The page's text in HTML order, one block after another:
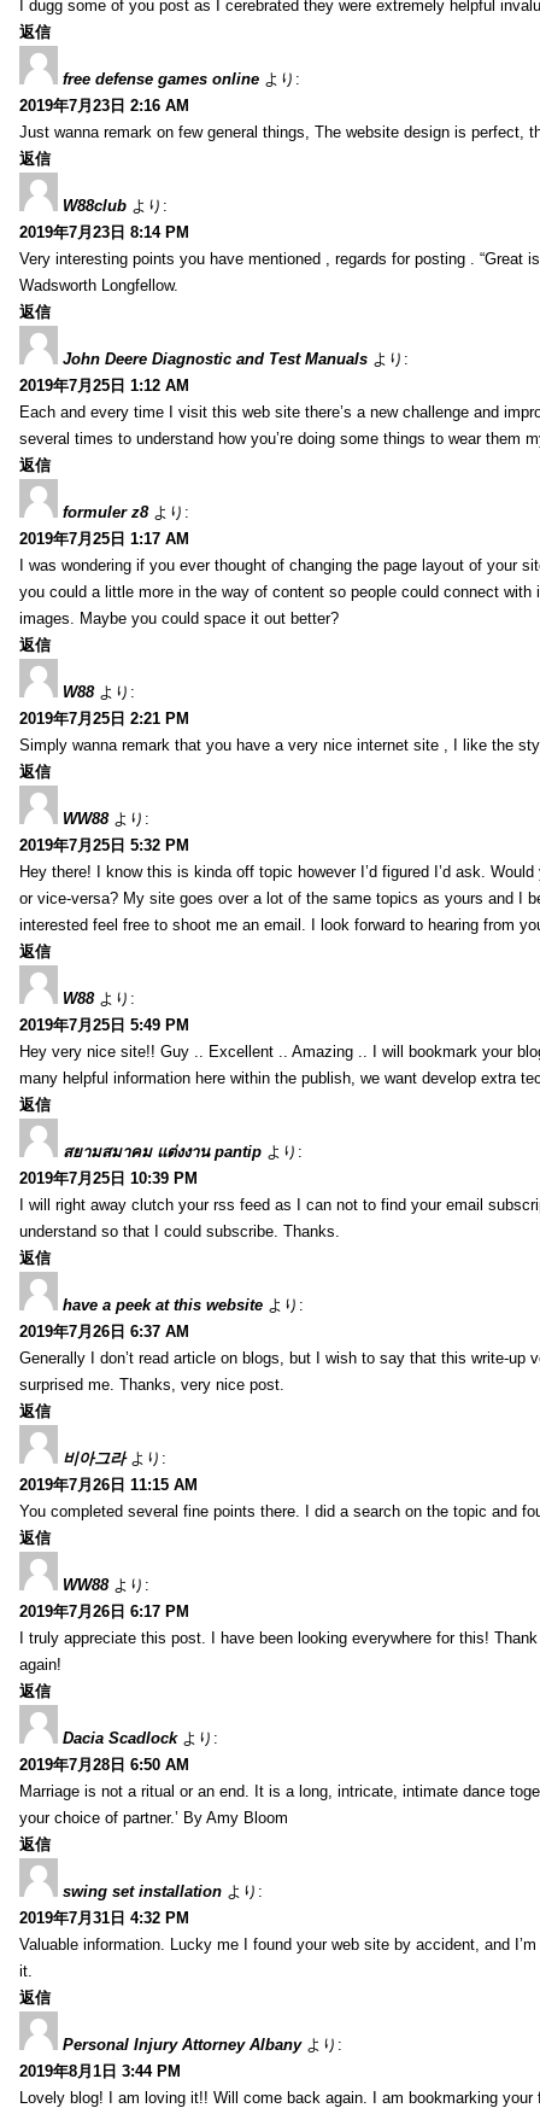
I dugg some of you post as I cerebrated they were extremely helpful
返信
free defense games online より:
2019年7月23日 2:16 AM
Just wanna remark on few general things, The website design is perfect,
返信
W88club より:
2019年7月23日 8:14 PM
Very interesting points you have mentioned , regards for posting . “Great
Wadsworth Longfellow.
返信
John Deere Diagnostic and Test Manuals より:
2019年7月25日 1:12 AM
Each and every time I visit this web site there’s a new challenge and
several times to understand how you’re doing some things to wear them
返信
formuler z8 より:
2019年7月25日 1:17 AM
I was wondering if you ever thought of changing the page layout of your
you could a little more in the way of content so people could connect
images. Maybe you could space it out better?
返信
W88 より:
2019年7月25日 2:21 PM
Simply wanna remark that you have a very nice internet site , I like the
返信
WW88 より:
2019年7月25日 5:32 PM
Hey there! I know this is kinda off topic however I’d figured I’d ask.
or vice-versa? My site goes over a lot of the same topics as yours and I
interested feel free to shoot me an email. I look forward to hearing from
返信
W88 より:
2019年7月25日 5:49 PM
Hey very nice site!! Guy .. Excellent .. Amazing .. I will bookmark your
many helpful information here within the publish, we want develop extra
返信
สยามสมาคม แต่งงาน pantip より:
2019年7月25日 10:39 PM
I will right away clutch your rss feed as I can not to find your email
understand so that I could subscribe. Thanks.
返信
have a peek at this website より:
2019年7月26日 6:37 AM
Generally I don’t read article on blogs, but I wish to say that this write-
surprised me. Thanks, very nice post.
返信
비아그라 より:
2019年7月26日 11:15 AM
You completed several fine points there. I did a search on the topic and
返信
WW88 より:
2019年7月26日 6:17 PM
I truly appreciate this post. I have been looking everywhere for this!
again!
返信
Dacia Scadlock より:
2019年7月28日 6:50 AM
Marriage is not a ritual or an end. It is a long, intricate, intimate dance
your choice of partner.’ By Amy Bloom
返信
swing set installation より:
2019年7月31日 4:32 PM
Valuable information. Lucky me I found your web site by accident, and
it.
返信
Personal Injury Attorney Albany より:
2019年8月1日 3:44 PM
Lovely blog! I am loving it!! Will come back again. I am bookmarking your